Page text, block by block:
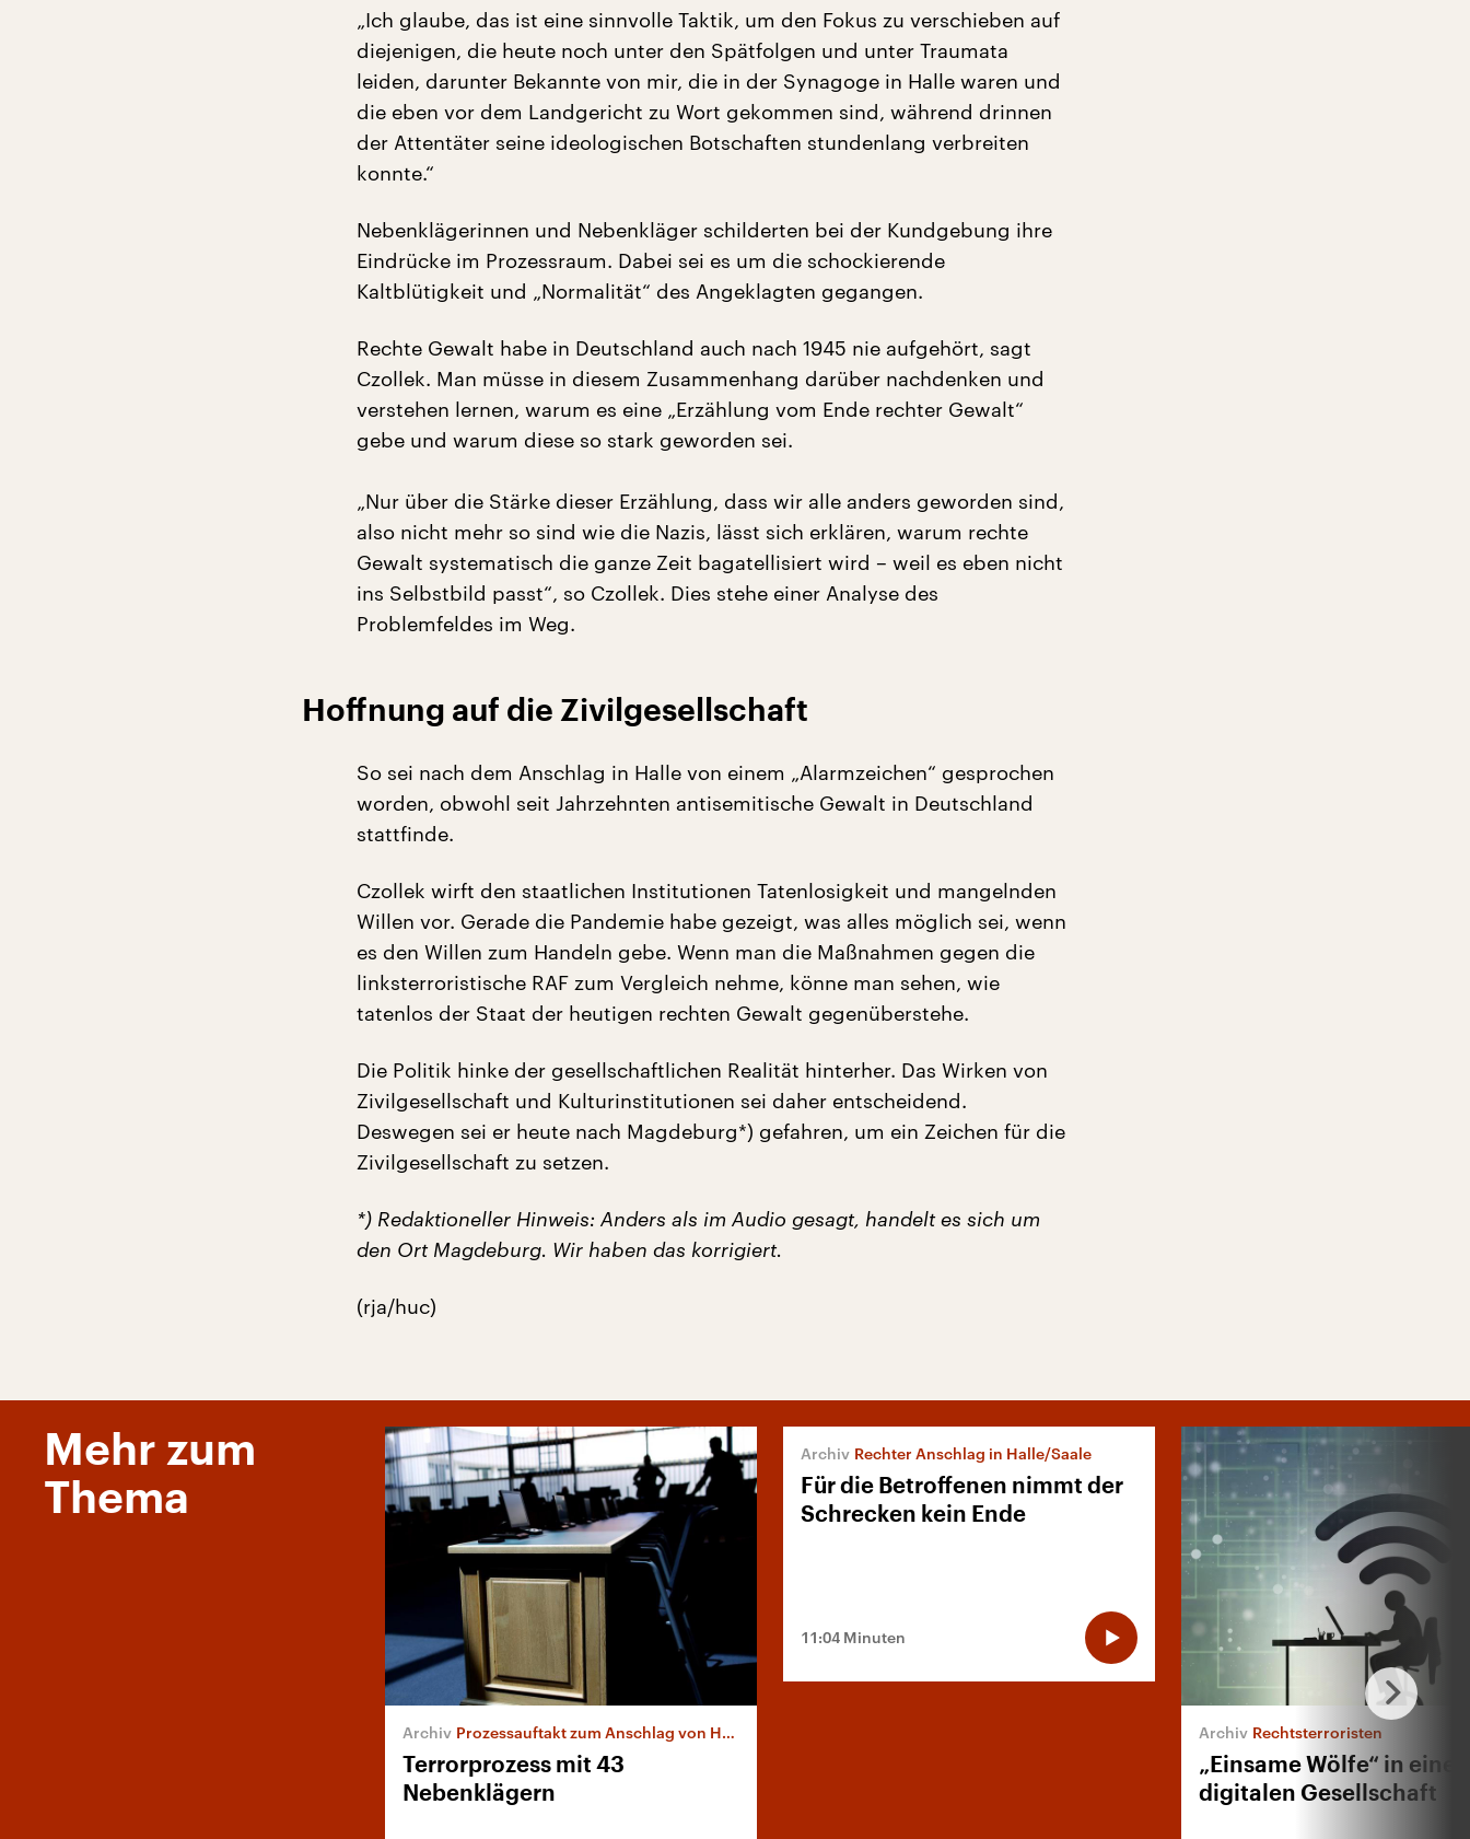
„Ich glaube, das ist eine sinnvolle Taktik, um den Fokus zu verschieben auf
diejenigen, die heute noch unter den Spätfolgen und unter Traumata
leiden, darunter Bekannte von mir, die in der Synagoge in Halle waren und
die eben vor dem Landgericht zu Wort gekommen sind, während drinnen
der Attentäter seine ideologischen Botschaften stundenlang verbreiten
konnte.“
Nebenklägerinnen und Nebenkläger schilderten bei der Kundgebung ihre
Eindrücke im Prozessraum. Dabei sei es um die schockierende
Kaltblütigkeit und „Normalität“ des Angeklagten gegangen.
Rechte Gewalt habe in Deutschland auch nach 1945 nie aufgehört, sagt
Czollek. Man müsse in diesem Zusammenhang darüber nachdenken und
verstehen lernen, warum es eine „Erzählung vom Ende rechter Gewalt“
gebe und warum diese so stark geworden sei.
„Nur über die Stärke dieser Erzählung, dass wir alle anders geworden sind,
also nicht mehr so sind wie die Nazis, lässt sich erklären, warum rechte
Gewalt systematisch die ganze Zeit bagatellisiert wird – weil es eben nicht
ins Selbstbild passt“, so Czollek. Dies stehe einer Analyse des
Problemfeldes im Weg.
Hoffnung auf die Zivilgesellschaft
So sei nach dem Anschlag in Halle von einem „Alarmzeichen“ gesprochen
worden, obwohl seit Jahrzehnten antisemitische Gewalt in Deutschland
stattfinde.
Czollek wirft den staatlichen Institutionen Tatenlosigkeit und mangelnden
Willen vor. Gerade die Pandemie habe gezeigt, was alles möglich sei, wenn
es den Willen zum Handeln gebe. Wenn man die Maßnahmen gegen die
linksterroristische RAF zum Vergleich nehme, könne man sehen, wie
tatenlos der Staat der heutigen rechten Gewalt gegenüberstehe.
Die Politik hinke der gesellschaftlichen Realität hinterher. Das Wirken von
Zivilgesellschaft und Kulturinstitutionen sei daher entscheidend.
Deswegen sei er heute nach Magdeburg*) gefahren, um ein Zeichen für die
Zivilgesellschaft zu setzen.
*) Redaktioneller Hinweis: Anders als im Audio gesagt, handelt es sich um
den Ort Magdeburg. Wir haben das korrigiert.
(rja/huc)
Mehr zum
Thema
Prozessauftakt zum Anschlag von Halle
Terrorprozess mit 43
Nebenklägern
Rechter Anschlag in Halle/Saale
Für die Betroffenen nimmt der
Schrecken kein Ende
11:04 Minuten
Rechtsterroristen
„Einsame Wölfe“ in einer
digitalen Gesellschaft